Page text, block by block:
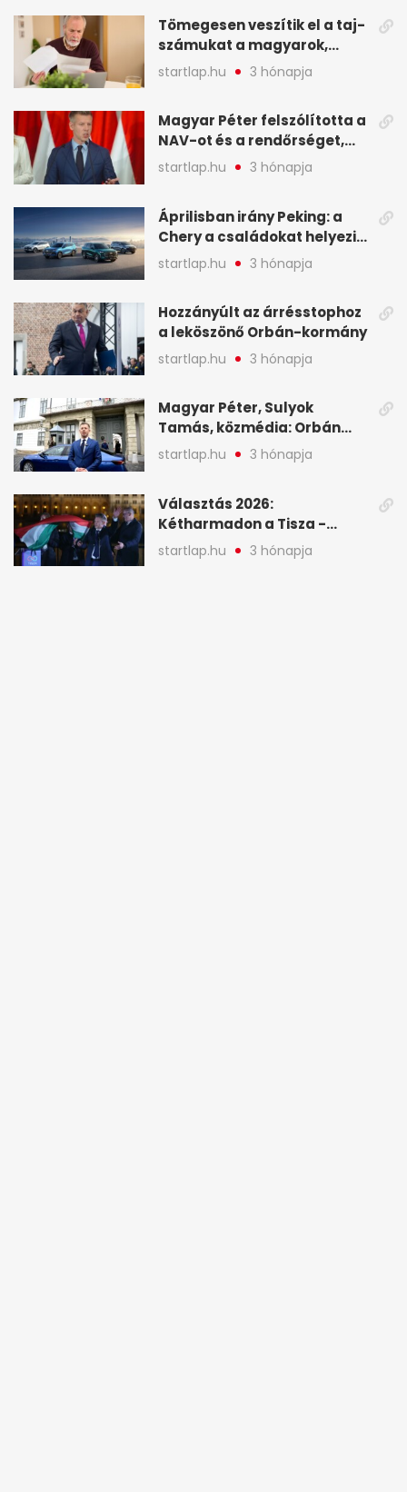
legfontosabb hírei
képekben
Tömegesen veszítik el a taj-
számukat a magyarok,
sokak ellen eljárást indít a
NAV - A hét hírei képekben
startlap.hu 3 hónapja
Magyar Péter felszólította a
NAV-ot és a rendőrséget,
tartóztassák le a NER-es
oligarchákat - A hét
startlap.hu 3 hónapja
Áprilisban irány Peking: a
Chery a családokat helyezi
globális mobilitási
programja középpontjába
startlap.hu 3 hónapja
Hozzányúlt az árrésstophoz
a leköszönő Orbán-kormány
startlap.hu 3 hónapja
Magyar Péter, Sulyok
Tamás, közmédia: Orbán
Viktor április 13. óta hallgat,
közben pörögnek az
startlap.hu 3 hónapja
Választás 2026:
Kétharmadon a Tisza -
mutatjuk, hogyan alakulnak
a mandátumok
startlap.hu 3 hónapja